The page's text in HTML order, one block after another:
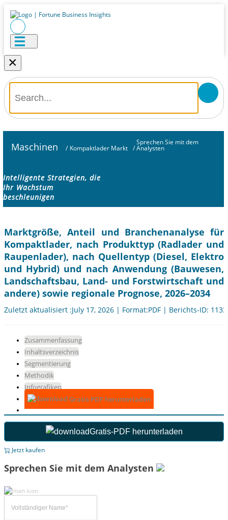
×
Maschinen / Kompaktlader Markt /
Sprechen Sie mit dem
Analysten
Intelligente Strategien, die
Ihr Wachstum
beschleunigen
Marktgröße, Anteil und Branchenanalyse für
Kompaktlader, nach Produkttyp (Radlader und
Raupenlader), nach Quellentyp (Diesel, Elektro
und Hybrid) und nach Anwendung (Bauwesen,
Landschaftsbau, Land- und Forstwirtschaft und
andere) sowie regionale Prognose, 2026–2034
Zuletzt aktualisiert :July 17, 2026 | Format:PDF | Berichts-ID:
Zusammenfassung
Inhaltsverzeichnis
Segmentierung
Methodik
Infografiken
Gratis-PDF herunterladen
Gratis-PDF herunterladen
Jetzt kaufen
Sprechen Sie mit dem Analysten